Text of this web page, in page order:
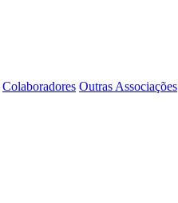
Colaboradores Outras Associações